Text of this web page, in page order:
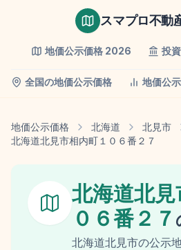
スマプロ不動
地価公示価格 2026 投
全国の地価公示価格 地価公
地価公示価格 北海道
北見市
北海道北見市相内町１０６番２７
北海道北見
０６番２７
北海道北見市の公示